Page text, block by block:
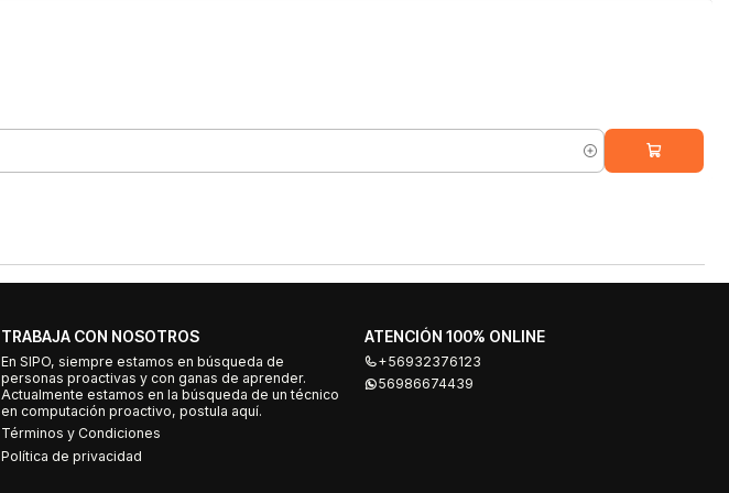
TRABAJA CON NOSOTROS
En SIPO, siempre estamos en búsqueda de
personas proactivas y con ganas de aprender.
Actualmente estamos en la búsqueda de un técnico
en computación proactivo, postula aquí.
Términos y Condiciones
Política de privacidad
ATENCIÓN 100% ONLINE
+56932376123
56986674439